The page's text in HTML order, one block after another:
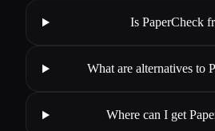
Is PaperCheck
What are alternatives to
Where can I get